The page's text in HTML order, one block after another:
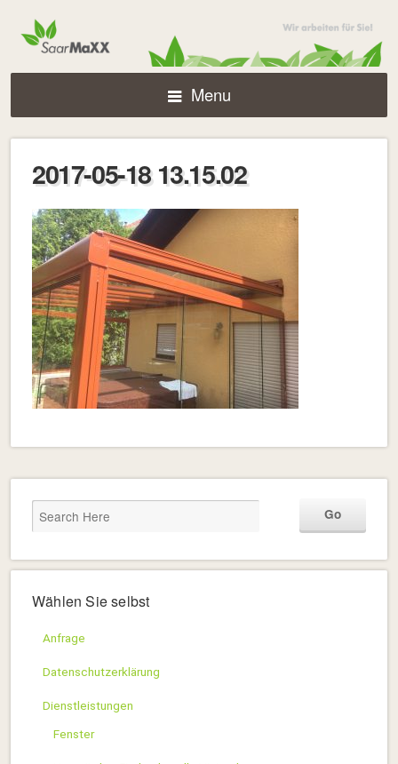
Menu
2017-05-18 13.15.02
Wählen Sie selbst
Anfrage
Datenschutzerklärung
Dienstleistungen
Fenster